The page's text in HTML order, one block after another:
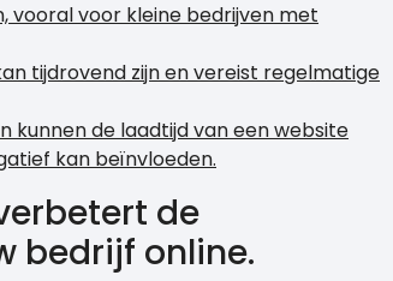
vooral voor kleine bedrijven met
tijdrovend zijn en vereist regelmatige
kunnen de laadtijd van een website
kan beïnvloeden.
de
bedrijf online.